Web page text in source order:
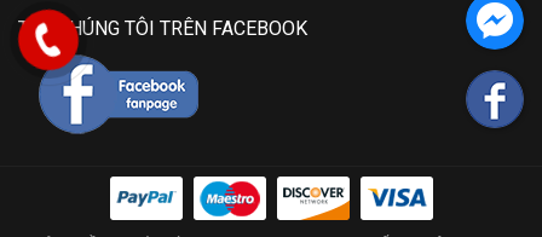
TÌM CHÚNG TÔI TRÊN FACEBOOK